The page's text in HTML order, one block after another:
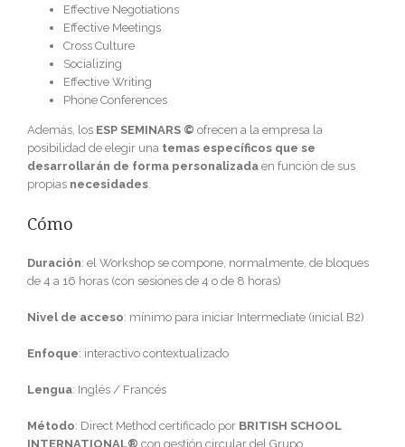
Effective Negotiations
Effective Meetings
Cross Culture
Socializing
Effective Writing
Phone Conferences
Además, los ESP SEMINARS © ofrecen a la empresa la
posibilidad de elegir una temas específicos que se
desarrollarán de forma personalizada en función de sus
propias necesidades.
Cómo
Duración: el Workshop se compone, normalmente, de bloques
de 4 a 16 horas (con sesiones de 4 o de 8 horas)
Nivel de acceso: mínimo para iniciar Intermediate (inicial B2)
Enfoque: interactivo contextualizado
Lengua: Inglés / Francés
Método: Direct Method certificado por BRITISH SCHOOL
INTERNATIONAL® con gestión circular del Grupo